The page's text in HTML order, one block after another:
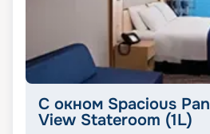
С окном Spacious
View Stateroom (1L)